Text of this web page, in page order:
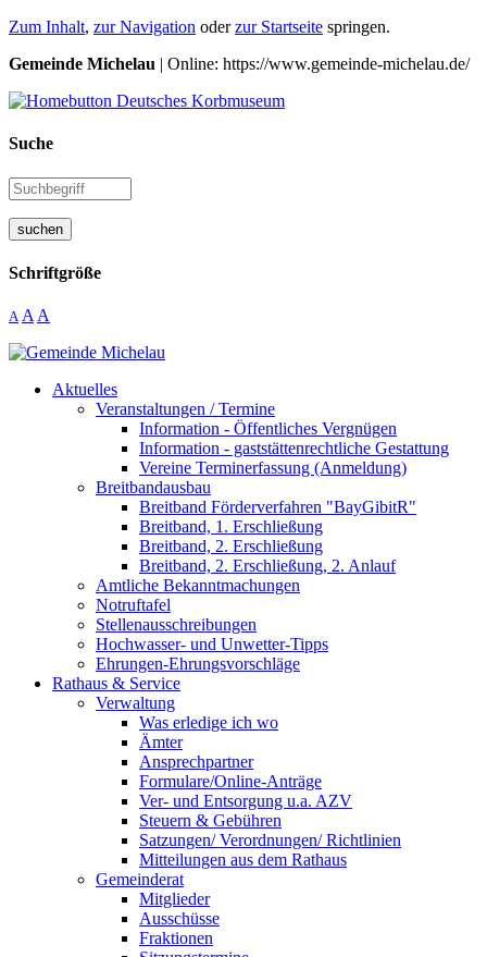
Zum Inhalt, zur Navigation oderzur Startseite springen.
Gemeinde Michelau | Online: https://www.gemeinde-michelau.de/
Suche
suchen
Schriftgröße
A A A
Aktuelles
Veranstaltungen / Termine
Information - Öffentliches Vergnügen
Information - gaststättenrechtliche Gestattung
Vereine Terminerfassung (Anmeldung)
Breitbandausbau
Breitband Förderverfahren "BayGibitR"
Breitband, 1. Erschließung
Breitband, 2. Erschließung
Breitband, 2. Erschließung, 2. Anlauf
Amtliche Bekanntmachungen
Notruftafel
Stellenausschreibungen
Hochwasser- und Unwetter-Tipps
Ehrungen-Ehrungsvorschläge
Rathaus & Service
Verwaltung
Was erledige ich wo
Ämter
Ansprechpartner
Formulare/Online-Anträge
Ver- und Entsorgung u.a. AZV
Steuern & Gebühren
Satzungen/ Verordnungen/ Richtlinien
Mitteilungen aus dem Rathaus
Gemeinderat
Mitglieder
Ausschüsse
Fraktionen